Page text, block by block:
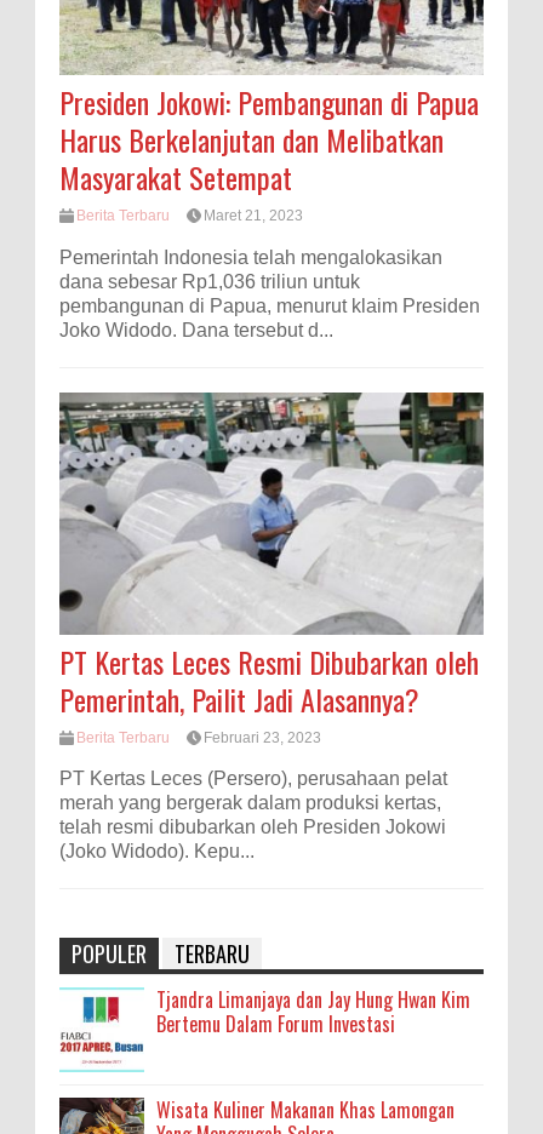
Presiden Jokowi: Pembangunan di Papua
Harus Berkelanjutan dan Melibatkan
Masyarakat Setempat
Berita Terbaru Maret 21, 2023
Pemerintah Indonesia telah mengalokasikan
dana sebesar Rp1,036 triliun untuk
pembangunan di Papua, menurut klaim Presiden
Joko Widodo. Dana tersebut d...
PT Kertas Leces Resmi Dibubarkan oleh
Pemerintah, Pailit Jadi Alasannya?
Berita Terbaru Februari 23, 2023
PT Kertas Leces (Persero), perusahaan pelat
merah yang bergerak dalam produksi kertas,
telah resmi dibubarkan oleh Presiden Jokowi
(Joko Widodo). Kepu...
POPULER TERBARU
Tjandra Limanjaya dan Jay Hung Hwan Kim
Bertemu Dalam Forum Investasi
Wisata Kuliner Makanan Khas Lamongan